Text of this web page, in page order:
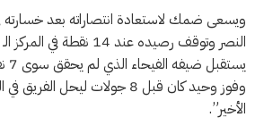
ويسعى ضمك لاستعادة انتصاراته بعد خسارته
الأخير”.